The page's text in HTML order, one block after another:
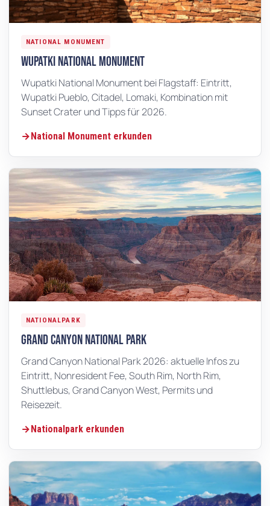
NATIONAL MONUMENT
Wupatki National Monument
Wupatki National Monument bei Flagstaff: Eintritt,
Wupatki Pueblo, Citadel, Lomaki, Kombination mit
Sunset Crater und Tipps für 2026.
National Monument erkunden
NATIONALPARK
Grand Canyon National Park
Grand Canyon National Park 2026: aktuelle Infos zu
Eintritt, Nonresident Fee, South Rim, North Rim,
Shuttlebus, Grand Canyon West, Permits und
Reisezeit.
Nationalpark erkunden